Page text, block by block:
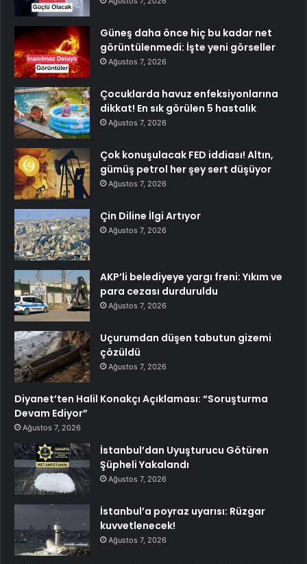
Güneş daha önce hiç bu kadar net
görüntülenmedi: İşte yeni görseller
Ağustos 7, 2026
Çocuklarda havuz enfeksiyonlarına
dikkat! En sık görülen 5 hastalık
Ağustos 7, 2026
Çok konuşulacak FED iddiası! Altın,
gümüş petrol her şey sert düşüyor
Ağustos 7, 2026
Çin Diline İlgi Artıyor
Ağustos 7, 2026
AKP’li belediyeye yargı freni: Yıkım ve
para cezası durduruldu
Ağustos 7, 2026
Uçurumdan düşen tabutun gizemi
çözüldü
Ağustos 7, 2026
Diyanet’ten Halil Konakçı Açıklaması: “Soruşturma
Devam Ediyor”
Ağustos 7, 2026
İstanbul’dan Uyuşturucu Götüren
Şüpheli Yakalandı
Ağustos 7, 2026
İstanbul’a poyraz uyarısı: Rüzgar
kuvvetlenecek!
Ağustos 7, 2026